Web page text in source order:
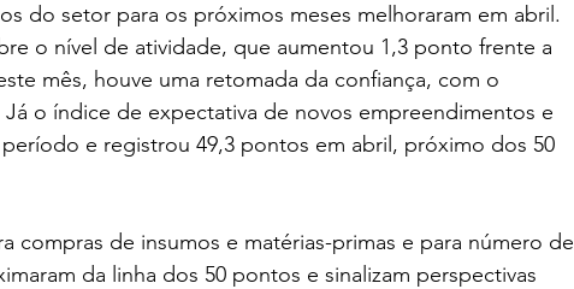
do setor para os próximos meses melhoraram em abril.
o nível de atividade, que aumentou 1,3 ponto frente a
mês, houve uma retomada da confiança, com o
o índice de expectativa de novos empreendimentos e
e registrou 49,3 pontos em abril, próximo dos 50
compras de insumos e matérias-primas e para número de
da linha dos 50 pontos e sinalizam perspectivas